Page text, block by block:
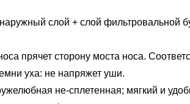
слой + слой фильтровальной
прячет сторону моста носа.
уха: не напряжет уши.
не-сплетенная; мягкий и